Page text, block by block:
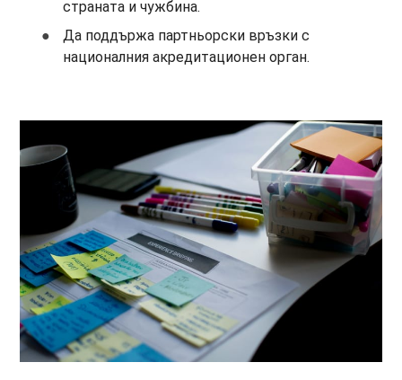
страната и чужбина.
Да поддържа партньорски връзки с
националния акредитационен орган.